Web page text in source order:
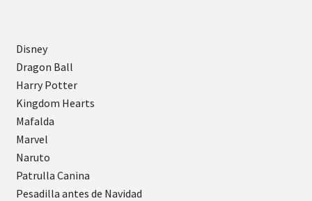
Disney
Dragon Ball
Harry Potter
Kingdom Hearts
Mafalda
Marvel
Naruto
Patrulla Canina
Pesadilla antes de Navidad